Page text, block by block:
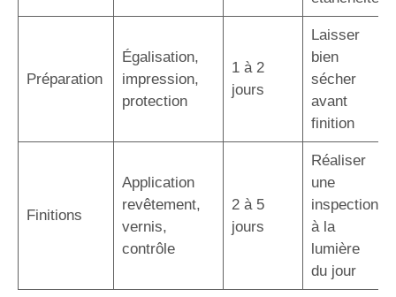
Préparation
Égalisation,
impression,
protection
1 à 2
jours
Laisser
bien
sécher
avant
finition
Finitions
Application
revêtement,
vernis,
contrôle
2 à 5
jours
Réaliser
une
inspection
à la
lumière
du jour